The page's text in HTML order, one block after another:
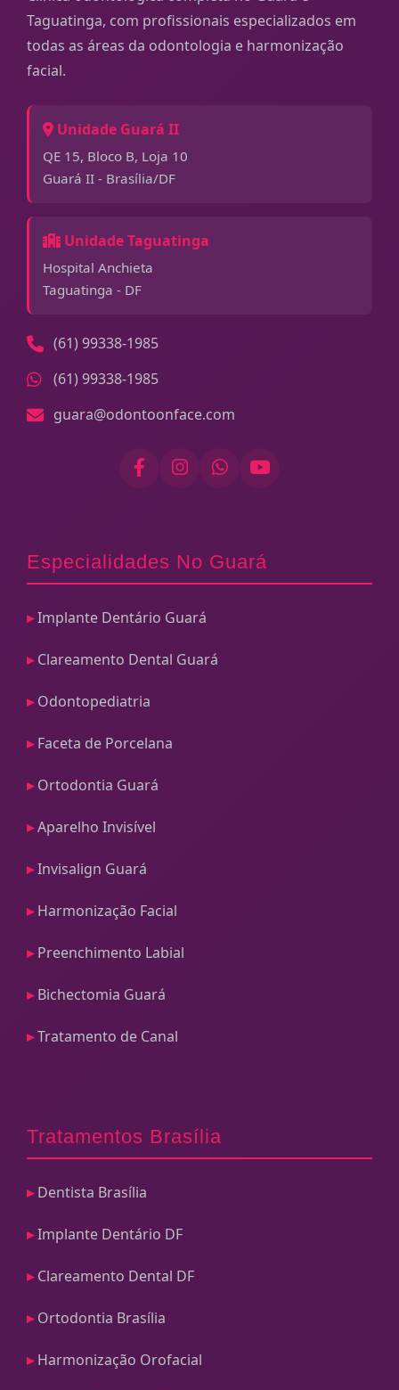
Taguatinga, com profissionais especializados em
todas as áreas da odontologia e harmonização
facial.
Unidade Guará II
QE 15, Bloco B, Loja 10
Guará II - Brasília/DF
Unidade Taguatinga
Hospital Anchieta
Taguatinga - DF
(61) 99338-1985
(61) 99338-1985
guara@odontoonface.com
Especialidades No Guará
Implante Dentário Guará
Clareamento Dental Guará
Odontopediatria
Faceta de Porcelana
Ortodontia Guará
Aparelho Invisível
Invisalign Guará
Harmonização Facial
Preenchimento Labial
Bichectomia Guará
Tratamento de Canal
Tratamentos Brasília
Dentista Brasília
Implante Dentário DF
Clareamento Dental DF
Ortodontia Brasília
Harmonização Orofacial